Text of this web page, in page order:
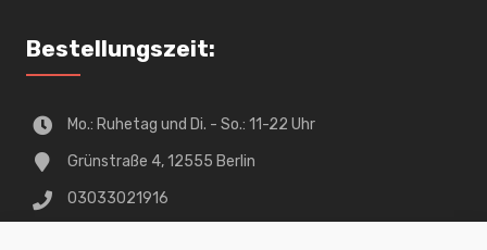
Bestellungszeit:
Mo.: Ruhetag und Di. - So.: 11-22 Uhr
Grünstraße 4, 12555 Berlin
03033021916